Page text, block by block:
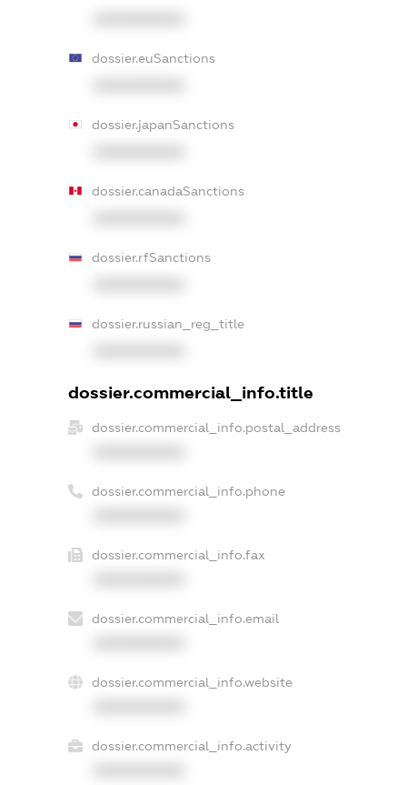
dossier.euSanctions
dossier.japanSanctions
dossier.canadaSanctions
dossier.rfSanctions
dossier.russian_reg_title
dossier.commercial_info.title
dossier.commercial_info.postal_address
dossier.commercial_info.phone
dossier.commercial_info.fax
dossier.commercial_info.email
dossier.commercial_info.website
dossier.commercial_info.activity